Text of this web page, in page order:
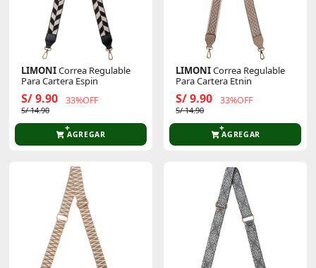
LIMONICorrea Regulable
Para Cartera Espin
S/ 9.90 33%OFF
S/ 14.90
AGREGAR
LIMONICorrea Regulable
Para Cartera Etnin
S/ 9.90 33%OFF
S/ 14.90
AGREGAR